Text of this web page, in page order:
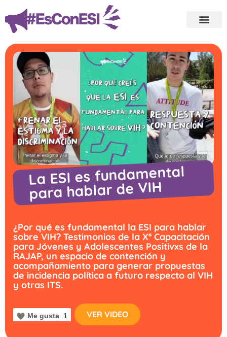
La ESI es fundamental
para hablar de VIH
¿Por qué es fundamental la ESI para hablar
sobre VIH? Testimonios de la Xº Capacitación
para Jóvenes y Adolescentes Positivxs de la
RAJAP, un espacio de contención y
acompañamiento para generar propuestas
de incidencia política a futuro respecto al VIH
y otras ITS.
Me gusta 1 VER VIDEO